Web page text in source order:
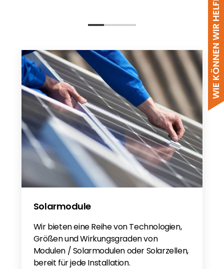
WIE KÖNNEN WIR HELFEN?
BYD HVS/HVM-Service Guideline and
Checklist - EN
BYD HVS/HVM-Service Guideline and
Checklist - DE
Solarmodule
Wir bieten eine Reihe von Technologien,
Größen und Wirkungsgraden von
Modulen / Solarmodulen oder Solarzellen,
bereit für jede Installation.